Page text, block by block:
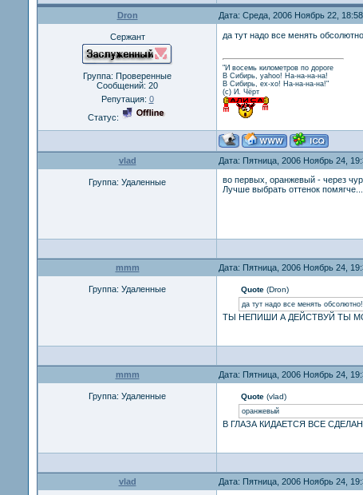
Dron Дата: Среда, 2006 Ноябрь 22,
Сержант
Группа: Проверенные
Сообщений: 20
Репутация: 0
Статус:
да тут надо все менять
"И восемь километров по дороге
В Сибирь, yahoo! На-на-на-на!
В Сибирь, ех-хо! На-на-на-на!"
(с) И. Чёрт
vlad Дата: Пятница, 2006 Ноябрь 24,
Группа: Удаленные
во первых, оранжевый - через
Лучше выбрать оттенок помягче....
mmm Дата: Пятница, 2006 Ноябрь 24,
Группа: Удаленные Quote(Dron)
да тут надо все менять
ТЫ НЕПИШИ А ДЕЙСТВУЙ ТЫ
mmm Дата: Пятница, 2006 Ноябрь 24,
Группа: Удаленные Quote(vlad)
оранжевый
В ГЛАЗА КИДАЕТСЯ ВСЕ
vlad Дата: Пятница, 2006 Ноябрь 24,